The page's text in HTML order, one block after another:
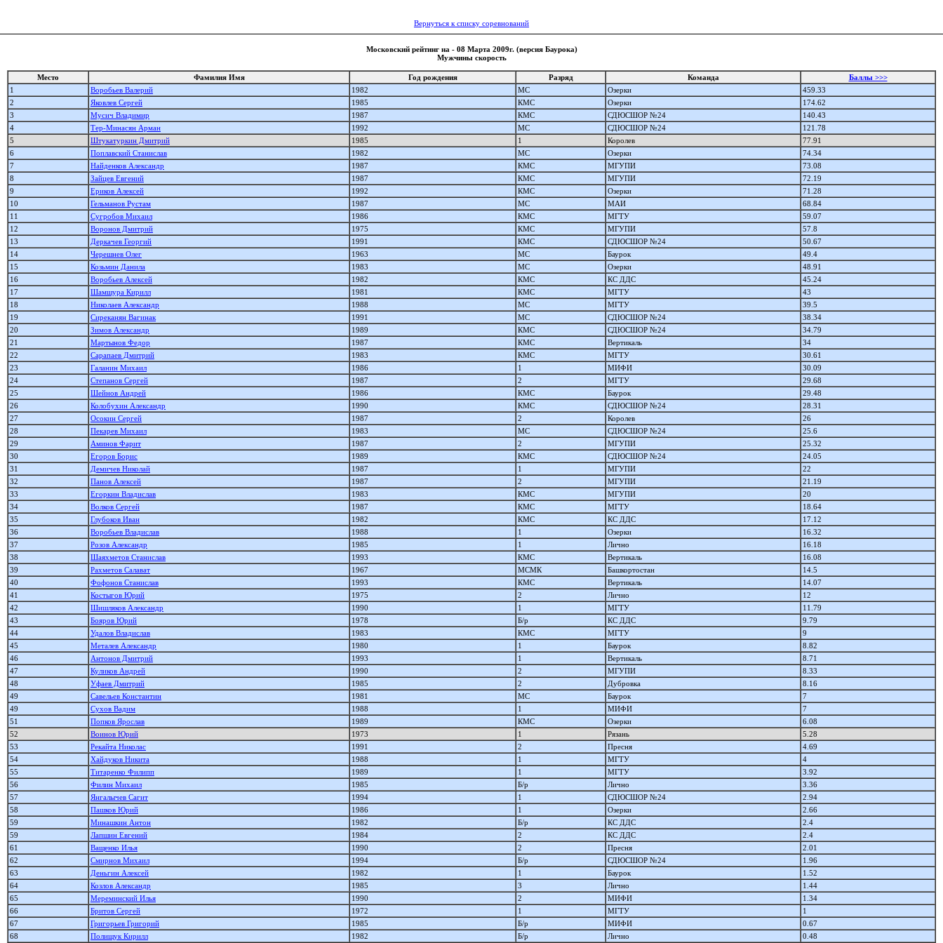
Вернуться к списку соревнований
Московский рейтинг на - 08 Марта 2009г. (версия Баурока)
Мужчины скорость
Место Фамилия Имя Год рождения Разряд Команда
Баллы >>>
1
Воробьев Валерий 1982 МС Озерки
459.33
2
Яковлев Сергей 1985 КМС Озерки
174.62
3
Мусич Владимир 1987 КМС СДЮСШОР №24
140.43
4
Тер-Минасян Арман 1992 МС СДЮСШОР №24
121.78
5
Штукатуркин Дмитрий 1985 1 Королев
77.91
6
Поплавский Станислав 1982 МС Озерки
74.34
7
Найденков Александр 1987 КМС МГУПИ
73.08
8
Зайцев Евгений 1987 КМС МГУПИ
72.19
9
Ериков Алексей 1992 КМС Озерки
71.28
10
Гельманов Рустам 1987 МС МАИ
68.84
11
Сугробов Михаил 1986 КМС МГТУ
59.07
12
Воронов Дмитрий 1975 КМС МГУПИ
57.8
13
Деркачев Георгий 1991 КМС СДЮСШОР №24
50.67
14
Черешнев Олег 1963 МС Баурок
49.4
15
Козьмин Данила 1983 МС Озерки
48.91
16
Воробьев Алексей 1982 КМС КС ДДС
45.24
17
Шамшура Кирилл 1981 КМС МГТУ
43
18
Николаев Александр 1988 МС МГТУ
39.5
19
Сиреканян Вагинак 1991 МС СДЮСШОР №24
38.34
20
Зимов Александр 1989 КМС СДЮСШОР №24
34.79
21
Мартынов Федор 1987 КМС Вертикаль
34
22
Сарапаев Дмитрий 1983 КМС МГТУ
30.61
23
Галанин Михаил 1986 1 МИФИ
30.09
24
Степанов Сергей 1987 2 МГТУ
29.68
25
Шейнов Андрей 1986 КМС Баурок
29.48
26
Колобухин Александр 1990 КМС СДЮСШОР №24
28.31
27
Осокин Сергей 1987 2 Королев
26
28
Пекарев Михаил 1983 МС СДЮСШОР №24
25.6
29
Аминов Фарит 1987 2 МГУПИ
25.32
30
Егоров Борис 1989 КМС СДЮСШОР №24
24.05
31
Демичев Николай 1987 1 МГУПИ
22
32
Панов Алекcей 1987 2 МГУПИ
21.19
33
Егоркин Владислав 1983 КМС МГУПИ
20
34
Волков Сергей 1987 КМС МГТУ
18.64
35
Глубоков Иван 1982 КМС КС ДДС
17.12
36
Воробьев Владислав 1988 1 Озерки
16.32
37
Розов Александр 1985 1 Лично
16.18
38
Шаяхметов Станислав 1993 КМС Вертикаль
16.08
39
Рахметов Салават 1967 МСМК Башкортостан
14.5
40
Фофонов Станислав 1993 КМС Вертикаль
14.07
41
Костыгов Юрий 1975 2 Лично
12
42
Шишляков Александр 1990 1 МГТУ
11.79
43
Бояров Юрий 1978 Б/р КС ДДС
9.79
44
Удалов Владислав 1983 КМС МГТУ
9
45
Металев Александр 1980 1 Баурок
8.82
46
Антонов Дмитрий 1993 1 Вертикаль
8.71
47
Куликов Андрей 1990 2 МГУПИ
8.33
48
Уфаев Дмитрий 1985 2 Дубровка
8.16
49
Савельев Константин 1981 МС Баурок
7
49
Сухов Вадим 1988 1 МИФИ
7
51
Попков Ярослав 1989 КМС Озерки
6.08
52
Воинов Юрий 1973 1 Рязань
5.28
53
Рекайта Николас 1991 2 Пресня
4.69
54
Хайдуков Никита 1988 1 МГТУ
4
55
Титаренко Филипп 1989 1 МГТУ
3.92
56
Филин Михаил 1985 Б/р Лично
3.36
57
Янгалычев Сагит 1994 1 СДЮСШОР №24
2.94
58
Пашков Юрий 1986 1 Озерки
2.66
59
Минашкин Антон 1982 Б/р КС ДДС
2.4
59
Лапшин Евгений 1984 2 КС ДДС
2.4
61
Ващенко Илья 1990 2 Пресня
2.01
62
Смирнов Михаил 1994 Б/р СДЮСШОР №24
1.96
63
Деньгин Алексей 1982 1 Баурок
1.52
64
Козлов Александр 1985 3 Лично
1.44
65
Мереминский Илья 1990 2 МИФИ
1.34
66
Бритов Сергей 1972 1 МГТУ
1
67
Григорьев Григорий 1985 Б/р МИФИ
0.67
68
Полищук Кирилл 1982 Б/р Лично 0.48